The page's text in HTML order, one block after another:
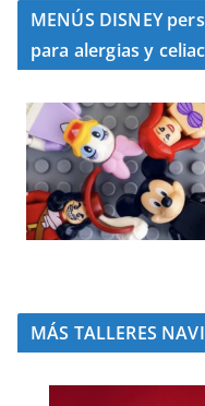
MENÚS DISNEY
para alergias y
MÁS TALLERES